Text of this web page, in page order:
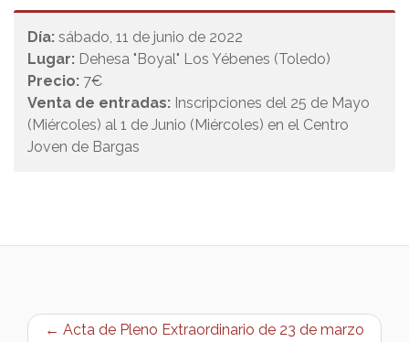
Día: sábado, 11 de junio de 2022
Lugar: Dehesa "Boyal" Los Yébenes (Toledo)
Precio: 7€
Venta de entradas: Inscripciones del 25 de Mayo
(Miércoles) al 1 de Junio (Miércoles) en el Centro
Joven de Bargas
← Acta de Pleno Extraordinario de 23 de marzo